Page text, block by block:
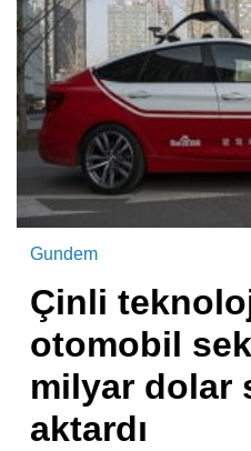
Gundem
Çinli
otomobil
milyar dolar
aktardı